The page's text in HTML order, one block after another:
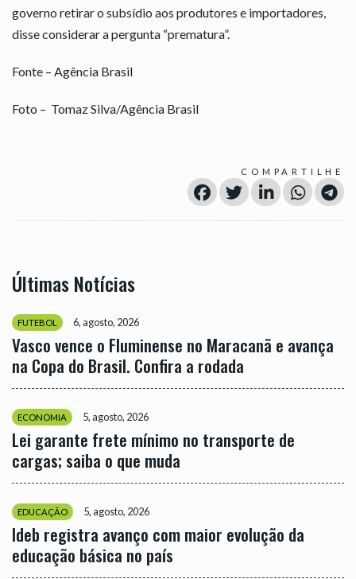
governo retirar o subsídio aos produtores e importadores,
disse considerar a pergunta “prematura”.
Fonte – Agência Brasil
Foto – Tomaz Silva/Agência Brasil
COMPARTILHE
Últimas Notícias
FUTEBOL 6, agosto, 2026
Vasco vence o Fluminense no Maracanã e avança
na Copa do Brasil. Confira a rodada
ECONOMIA 5, agosto, 2026
Lei garante frete mínimo no transporte de
cargas; saiba o que muda
EDUCAÇÃO 5, agosto, 2026
Ideb registra avanço com maior evolução da
educação básica no país